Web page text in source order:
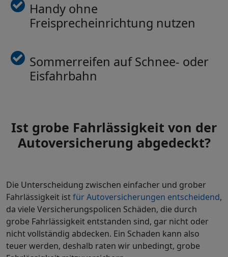
Handy ohne
Freisprecheinrichtung nutzen
Sommerreifen auf Schnee- oder
Eisfahrbahn
Ist grobe Fahrlässigkeit von der
Autoversicherung abgedeckt?
Die Unterscheidung zwischen einfacher und grober
Fahrlässigkeit istfür Autoversicherungen entscheidend,
da viele Versicherungspolicen Schäden, die durch
grobe Fahrlässigkeit entstanden sind, gar nicht oder
nicht vollständig abdecken. Ein Schaden kann also
teuer werden, deshalb raten wir unbedingt, grobe